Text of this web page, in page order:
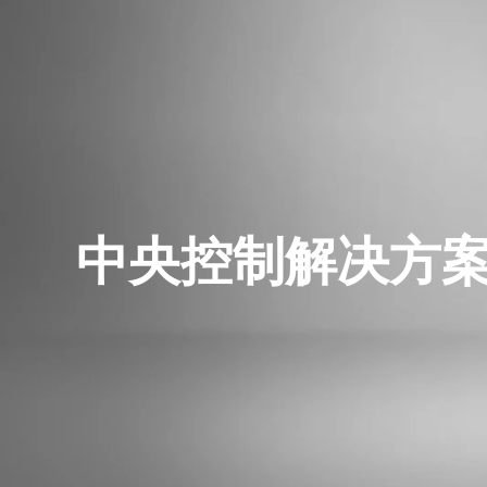
中央控制解决方